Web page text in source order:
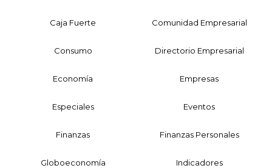
Caja Fuerte Comunidad Empresarial
Consumo Directorio Empresarial
Economía Empresas
Especiales Eventos
Finanzas Finanzas Personales
Globoeconomía Indicadores